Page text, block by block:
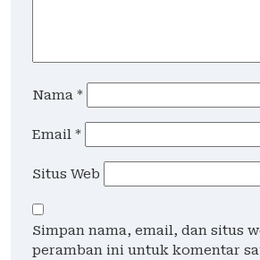
Nama *
Email *
Situs Web
Simpan nama, email, dan situs
peramban ini untuk komentar